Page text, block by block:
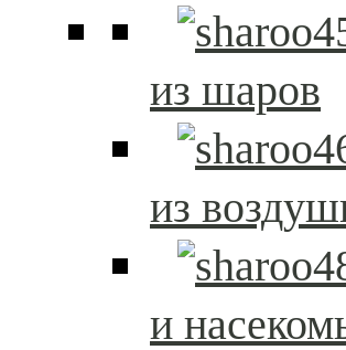
из шаров
из
и